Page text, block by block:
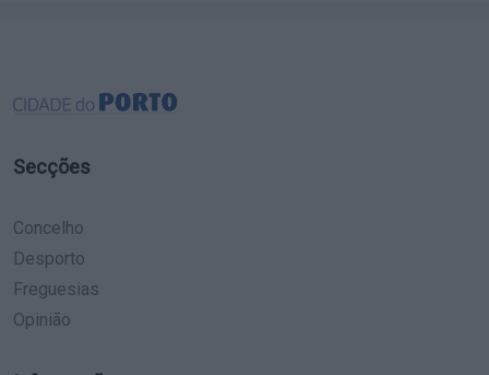
Secções
Concelho
Desporto
Freguesias
Opinião